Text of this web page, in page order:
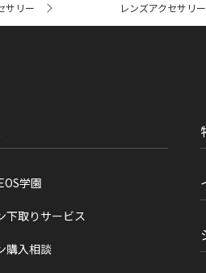
サリー レンズアクセサリ
学園
下取りサービス
購入相談